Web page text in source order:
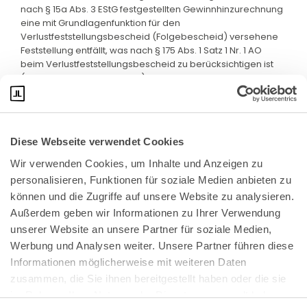
Diese Webseite verwendet Cookies
Wir verwenden Cookies, um Inhalte und Anzeigen zu
personalisieren, Funktionen für soziale Medien anbieten zu
können und die Zugriffe auf unsere Website zu analysieren.
Außerdem geben wir Informationen zu Ihrer Verwendung
unserer Website an unsere Partner für soziale Medien,
Werbung und Analysen weiter. Unsere Partner führen diese
Informationen möglicherweise mit weiteren Daten
zusammen, die Sie ihnen bereitgestellt haben oder die sie
im Rahmen Ihrer Nutzung der Dienste gesammelt haben.
nach § 15a Abs. 3 EStG festgestellten Gewinnhinzurechnung
eine mit Grundlagenfunktion für den
Verlustfeststellungsbescheid (Folgebescheid) versehene
Feststellung entfällt, was nach § 175 Abs. 1 Satz 1 Nr. 1 AO
beim Verlustfeststellungsbescheid zu berücksichtigen ist
(vgl. § 15a Abs. 4 Satz 1 EStG).
Bundeskanzlerplatz 2
53113 Bonn
Pressemitteilungen|AGB
Impressum|Datenschutz